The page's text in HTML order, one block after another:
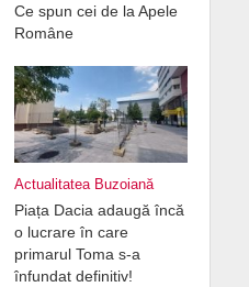
Ce spun cei de la Apele
Române
Actualitatea Buzoiană
Piața Dacia adaugă încă
o lucrare în care
primarul Toma s-a
înfundat definitiv!